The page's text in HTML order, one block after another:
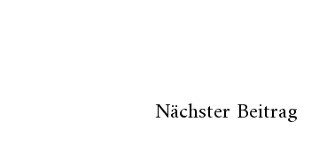
Nächster Beitrag